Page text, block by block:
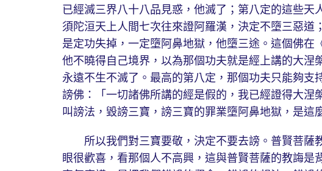
已經滅三界八十八品見惑，他滅了；第八定的這些天
須陀洹天上人間七次往來證阿羅漢，決定不墮三惡
是定功失掉，一定墮阿鼻地獄，他墮三途。這個佛在
他不曉得自己境界，以為那個功夫就是經上講的大涅
永遠不生不滅了。最高的第八定，那個功夫只能夠
謗佛：「一切諸佛所講的經是假的，我已經證得大
叫謗法，毀謗三寶，謗三寶的罪業墮阿鼻地獄，是這
所以我們對三寶要敬，決定不要去謗。普賢菩薩
眼很歡喜，看那個人不高興，這與普賢菩薩的教誨